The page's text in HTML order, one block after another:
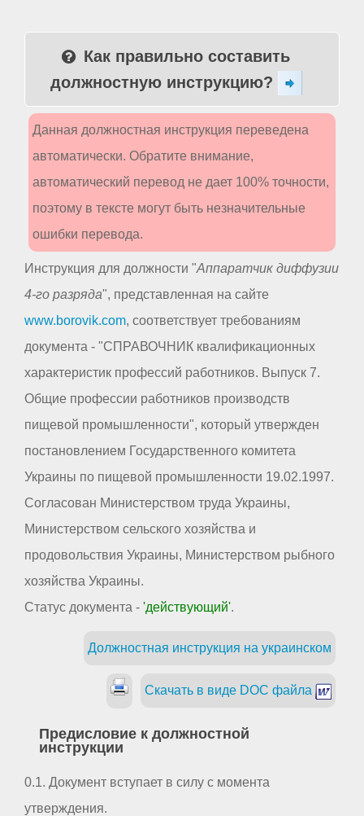
Как правильно составить
должностную инструкцию?
Данная должностная инструкция переведена
автоматически. Обратите внимание,
автоматический перевод не дает 100% точности,
поэтому в тексте могут быть незначительные
ошибки перевода.
Инструкция для должности "Аппаратчик диффузии
4-го разряда", представленная на сайте
www.borovik.com, соответствует требованиям
документа - "СПРАВОЧНИК квалификационных
характеристик профессий работников. Выпуск 7.
Общие профессии работников производств
пищевой промышленности", который утвержден
постановлением Государственного комитета
Украины по пищевой промышленности 19.02.1997.
Согласован Министерством труда Украины,
Министерством сельского хозяйства и
продовольствия Украины, Министерством рыбного
хозяйства Украины.
Статус документа - 'действующий'.
Должностная инструкция на украинском
Скачать в виде DOC файла
Предисловие к должностной
инструкции
0.1. Документ вступает в силу с момента
утверждения.